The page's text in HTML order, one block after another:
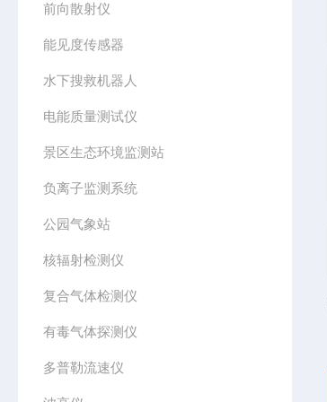
前向散射仪
能见度传感器
水下搜救机器人
电能质量测试仪
景区生态环境监测站
负离子监测系统
公园气象站
核辐射检测仪
复合气体检测仪
有毒气体探测仪
多普勒流速仪